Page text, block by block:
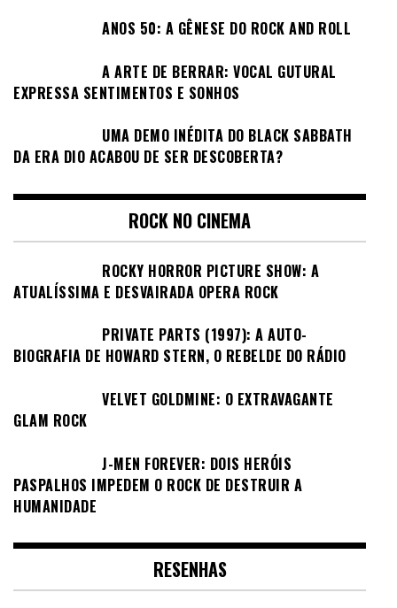
ANOS 50: A GÊNESE DO ROCK AND ROLL
A ARTE DE BERRAR: VOCAL GUTURAL
EXPRESSA SENTIMENTOS E SONHOS
UMA DEMO INÉDITA DO BLACK SABBATH
DA ERA DIO ACABOU DE SER DESCOBERTA?
ROCK NO CINEMA
ROCKY HORROR PICTURE SHOW: A
ATUALÍSSIMA E DESVAIRADA OPERA ROCK
PRIVATE PARTS (1997): A AUTO-
BIOGRAFIA DE HOWARD STERN, O REBELDE DO RÁDIO
VELVET GOLDMINE: O EXTRAVAGANTE
GLAM ROCK
J-MEN FOREVER: DOIS HERÓIS
PASPALHOS IMPEDEM O ROCK DE DESTRUIR A
HUMANIDADE
RESENHAS